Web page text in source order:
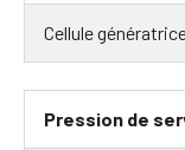
Cellule
Pression de